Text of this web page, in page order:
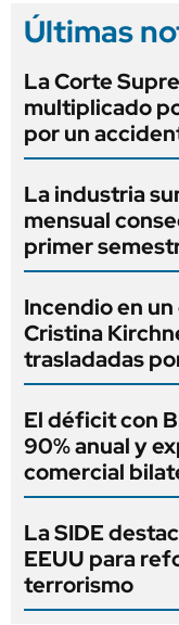
Últimas
La Corte
multiplicado
por un
La industria
mensual
primer
Incendio en
Cristina
trasladadas
El déficit con
90% anual y
comercial
La SIDE
EEUU para
terrorismo